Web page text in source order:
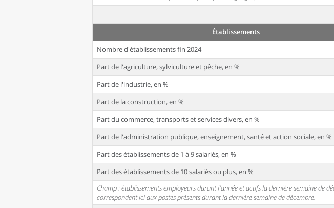
Établissements
Nombre d'établissements fin 2024
Part de l'agriculture, sylviculture et pêche, en %
Part de l'industrie, en %
Part de la construction, en %
Part du commerce, transports et services divers, en %
Part de l'administration publique, enseignement, santé et action sociale, en %
Part des établissements de 1 à 9 salariés, en %
Part des établissements de 10 salariés ou plus, en %
Champ : établissements employeurs durant l'année et actifs la dernière semaine de
correspondent ici aux postes présents durant la dernière semaine de décembre.